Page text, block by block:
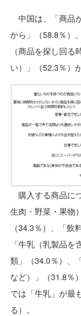
中国は、「商品
から」（58.8％）
（商品を探し回
い）」（52.3％）
購入する商品に
生肉・野菜・果物
（34.3％）、「飲
「牛乳（乳製品
類」（34.0％）、
など）」（31.8％
では「牛乳」が最
る）。